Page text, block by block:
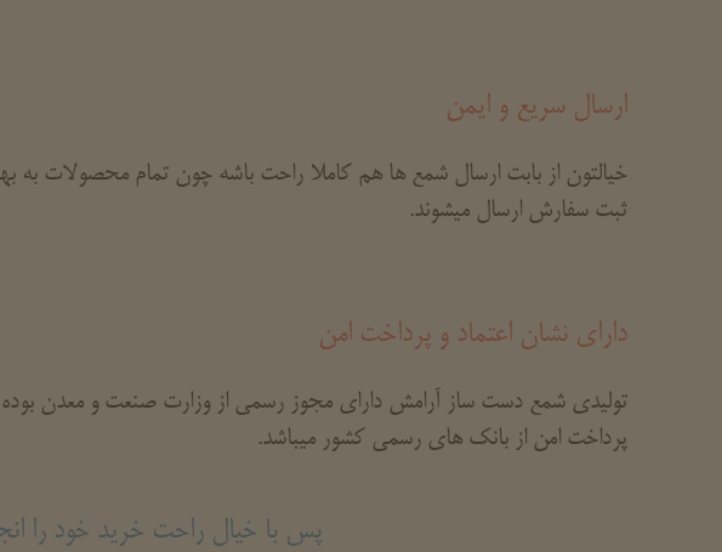
ارسال سریع و ایمن
خیالتون از بابت ارسال شمع ها هم کاملا راحت باشه چون تمام محصولات به
ثبت سفارش ارسال میشوند.
دارای نشان اعتماد و پرداخت امن
تولیدی شمع دست ساز آرامش دارای مجوز رسمی از وزارت صنعت و معدن بوده
پرداخت امن از بانک های رسمی کشور میباشد.
پس با خیال راحت خرید خود را